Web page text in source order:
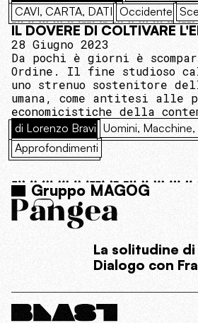
CAVI, CARTA, DATI Occidente
IL DOVERE DI COLTIVARE
28 Giugno 2023
Da pochi è giorni è
Ordine. Il fine studioso
uno strenuo sostenitore
umana, come antitesi alle
economicistiche della
di Lorenzo Bravi Uomini, Macchine,
Approfondimenti
Gruppo MAGOG
La solitudine di
Dialogo con